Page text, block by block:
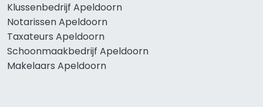
Klussenbedrijf Apeldoorn
Notarissen Apeldoorn
Taxateurs Apeldoorn
Schoonmaakbedrijf Apeldoorn
Makelaars Apeldoorn